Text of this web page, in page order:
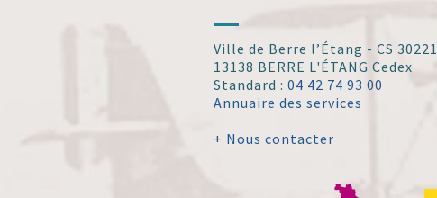
Ville de Berre l’Étang - CS 30221
13138 BERRE L'ÉTANG Cedex
Standard :04 42 74 93 00
Annuaire des services
+ Nous contacter